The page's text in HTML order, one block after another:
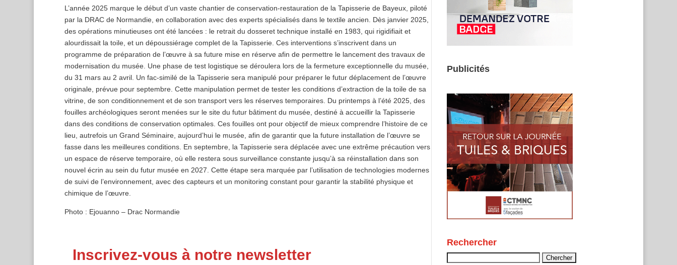
L’année 2025 marque le début d’un vaste chantier de conservation-restauration de la Tapisserie de Bayeux, piloté
par la DRAC de Normandie, en collaboration avec des experts spécialisés dans le textile ancien. Dès janvier 2025,
des opérations minutieuses ont été lancées : le retrait du dosseret technique installé en 1983, qui rigidifiait et
alourdissait la toile, et un dépoussiérage complet de la Tapisserie. Ces interventions s’inscrivent dans un
programme de préparation de l’œuvre à sa future mise en réserve afin de permettre le lancement des travaux de
modernisation du musée. Une phase de test logistique se déroulera lors de la fermeture exceptionnelle du musée,
du 31 mars au 2 avril. Un fac-similé de la Tapisserie sera manipulé pour préparer le futur déplacement de l’œuvre
originale, prévue pour septembre. Cette manipulation permet de tester les conditions d’extraction de la toile de sa
vitrine, de son conditionnement et de son transport vers les réserves temporaires. Du printemps à l’été 2025, des
fouilles archéologiques seront menées sur le site du futur bâtiment du musée, destiné à accueillir la Tapisserie
dans des conditions de conservation optimales. Ces fouilles ont pour objectif de mieux comprendre l’histoire de ce
lieu, autrefois un Grand Séminaire, aujourd’hui le musée, afin de garantir que la future installation de l’œuvre se
fasse dans les meilleures conditions. En septembre, la Tapisserie sera déplacée avec une extrême précaution vers
un espace de réserve temporaire, où elle restera sous surveillance constante jusqu’à sa réinstallation dans son
nouvel écrin au sein du futur musée en 2027. Cette étape sera marquée par l’utilisation de technologies modernes
de suivi de l’environnement, avec des capteurs et un monitoring constant pour garantir la stabilité physique et
chimique de l’œuvre.
Photo : Ejouanno – Drac Normandie
Inscrivez-vous à notre newsletter
Publicités
Rechercher